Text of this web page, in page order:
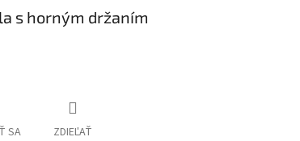
s horným držaním
SA ZDIEĽAŤ